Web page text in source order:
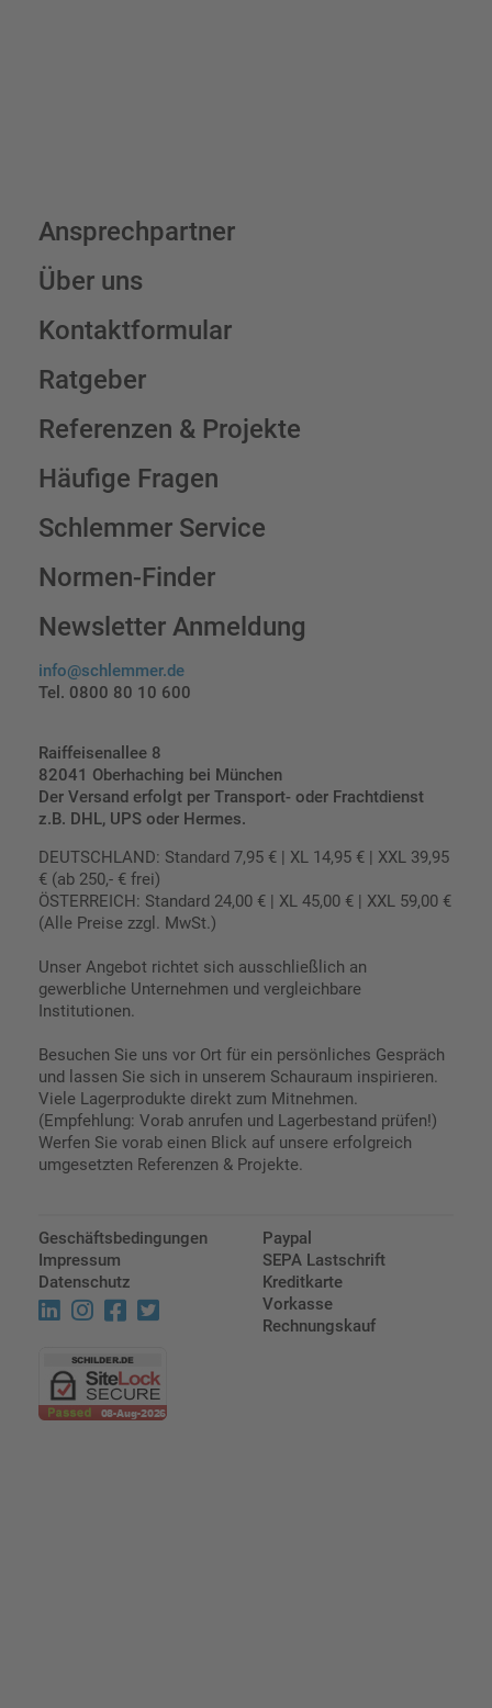
Ansprechpartner
Über uns
Kontaktformular
Ratgeber
Referenzen & Projekte
Häufige Fragen
Schlemmer Service
Normen-Finder
Newsletter Anmeldung
info@schlemmer.de
Tel. 0800 80 10 600
Raiffeisenallee 8
82041 Oberhaching bei München
Der Versand erfolgt per Transport- oder Frachtdienst
z.B. DHL, UPS oder Hermes.
DEUTSCHLAND: Standard 7,95 € | XL 14,95 € | XXL 39,95
€ (ab 250,- € frei)
ÖSTERREICH: Standard 24,00 € | XL 45,00 € | XXL 59,00 €
(Alle Preise zzgl. MwSt.)
Unser Angebot richtet sich ausschließlich an
gewerbliche Unternehmen und vergleichbare
Institutionen.
Besuchen Sie uns vor Ort für ein persönliches Gespräch
und lassen Sie sich in unserem Schauraum inspirieren.
Viele Lagerprodukte direkt zum Mitnehmen.
(Empfehlung: Vorab anrufen und Lagerbestand prüfen!)
Werfen Sie vorab einen Blick auf unsere erfolgreich
umgesetzten Referenzen & Projekte.
Geschäftsbedingungen
Impressum
Datenschutz
Paypal
SEPA Lastschrift
Kreditkarte
Vorkasse
Rechnungskauf